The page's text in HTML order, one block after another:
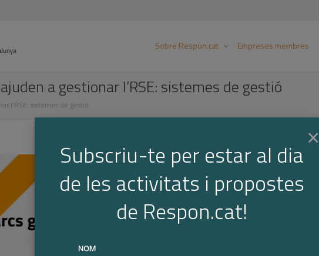
Sobre Respon.cat Empreses membres
a gestionar l’RSE: sistemes de gestió
l’RSE: sistemes de gestió
×
Subscriu-te per estar al dia
de les activitats i propostes
de Respon.cat!
NOM